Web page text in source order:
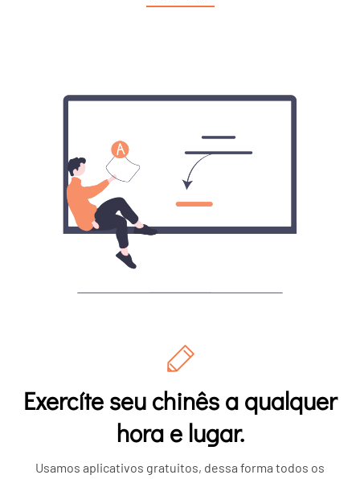
Exercíte seu chinês a qualquer
hora e lugar.
Usamos aplicativos gratuitos, dessa forma todos os